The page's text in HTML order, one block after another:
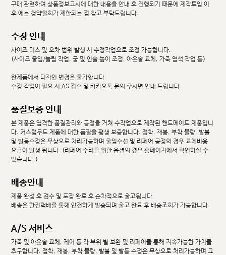
구매 관련하여 상품정보고시에 대한 내용을 안내 후 진행되기 때문에 제작투입 이
후 에는 청약철회가 제한되는 점 참고 부탁드립니다.
수정 안내
사이즈 미스 및 오차 범위 발생 시 수정작업으로 조정 가능합니다.
(사이즈 줄임/늘림 작업, 굽 및 인솔 높이 조정, 아웃솔 교체, 가죽 염색 작업 등)
완제품에서 디자인 변경은 불가합니다.
수정 작업이 필요 시 AS 접수 및 카카오톡 문의 주시면 안내 드립니다.
품질보증 안내
본 제품은 엄격한 품질관리와 공정을 거쳐 수작업으로 제작된 핸드메이드 제품입니
다. 커스텀무드 제품에 대한 품질을 평생 보증합니다. 접착, 재봉, 부착 불량, 발볼
및 발등수정은 무상으로 처리가능하며 줄임수선 및 리페어 공정의 경우 교체비용
요금이 발생 됩니다. (리페어 수리를 위한 옵션의 경우 홈페이지에서 확인하실 수
있습니다.)
배송안내
제품 완성 후 검수 및 포장 완료 후 순차적으로 출고됩니다.
배송은 한진택배를 통해 안전하게 발송되며 출고 완료 후 배송조회가 가능합니다.
A/S 서비스
가죽 및 아웃솔 교체, 케어 등 각 부위 별 보완 및 리페어를 통해 지속가능한 가치를
추구합니다. 접착, 재봉, 부착 불량, 발볼 및 발등 수정은 무상으로 처리가능하며 그